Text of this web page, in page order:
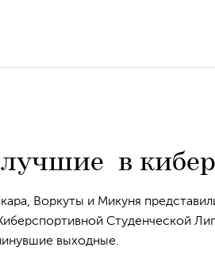
в
Воркуты и Микуня
Студенческой
выходные.